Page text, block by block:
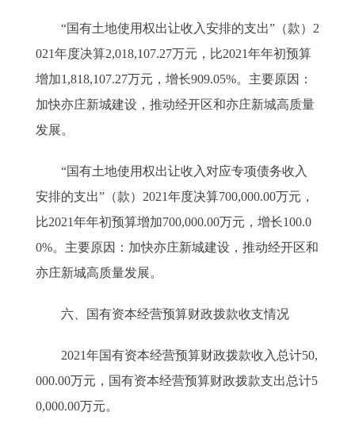
“国有土地使用权出让收入安排的支出”（款）2
021年度决算2,018,107.27万元，比2021年年初预算
增加1,818,107.27万元，增长909.05%。主要原因：
加快亦庄新城建设，推动经开区和亦庄新城高质量
发展。
“国有土地使用权出让收入对应专项债务收入
安排的支出”（款）2021年度决算700,000.00万元，
比2021年年初预算增加700,000.00万元，增长100.0
0%。主要原因：加快亦庄新城建设，推动经开区和
亦庄新城高质量发展。
六、国有资本经营预算财政拨款收支情况
2021年国有资本经营预算财政拨款收入总计50,
000.00万元，国有资本经营预算财政拨款支出总计5
0,000.00万元。